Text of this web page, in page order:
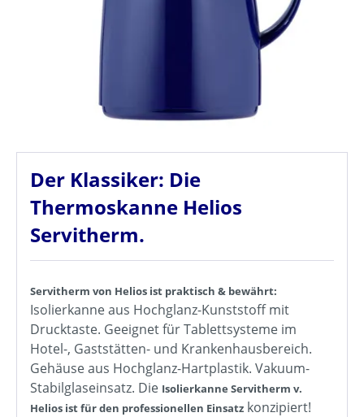
Der Klassiker: Die
Thermoskanne Helios
Servitherm.
Servitherm von Helios ist praktisch & bewährt:
Isolierkanne aus Hochglanz-Kunststoff mit
Drucktaste. Geeignet für Tablettsysteme im
Hotel-, Gaststätten- und Krankenhausbereich.
Gehäuse aus Hochglanz-Hartplastik. Vakuum-
Stabilglaseinsatz. Die Isolierkanne Servitherm v.
Helios ist für den professionellen Einsatz konzipiert!